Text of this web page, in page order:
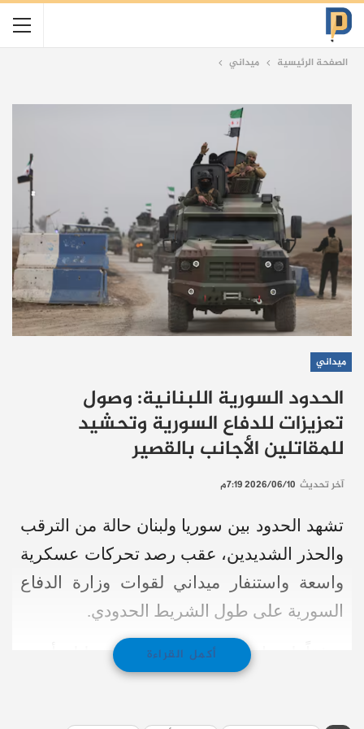
الصفحة الرئيسية ميداني
ميداني
الحدود السورية اللبنانية: وصول
تعزيزات للدفاع السورية وتحشيد
للمقاتلين الأجانب بالقصير
آخر تحديث 2026/06/10 7:19م
تشهد الحدود بين سوريا ولبنان حالة من الترقب
والحذر الشديدين، عقب رصد تحركات عسكرية
واسعة واستنفار ميداني لقوات وزارة الدفاع
السورية على طول الشريط الحدودي.
ووفقاً لمصادر محلية، فقد وصلت ليل أمس
تعزيزات عسكرية إضافية تابعة لوزارة الدفاع
أكمل القراءة